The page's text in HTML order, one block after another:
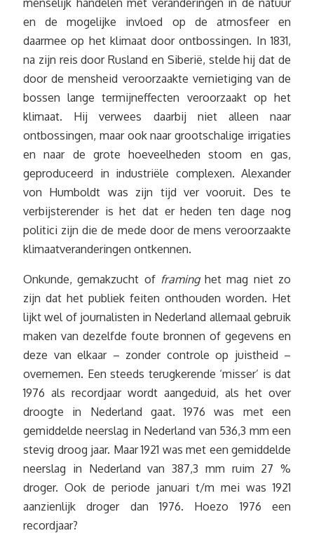
en de mogelijke invloed op de atmosfeer en
daarmee op het klimaat door ontbossingen. In 1831,
na zijn reis door Rusland en Siberië, stelde hij dat de
door de mensheid veroorzaakte vernietiging van de
bossen lange termijneffecten veroorzaakt op het
klimaat. Hij verwees daarbij niet alleen naar
ontbossingen, maar ook naar grootschalige irrigaties
en naar de grote hoeveelheden stoom en gas,
geproduceerd in industriële complexen. Alexander
von Humboldt was zijn tijd ver vooruit. Des te
verbijsterender is het dat er heden ten dage nog
politici zijn die de mede door de mens veroorzaakte
klimaatveranderingen ontkennen.
Onkunde, gemakzucht of framinghet mag niet zo
zijn dat het publiek feiten onthouden worden. Het
lijkt wel of journalisten in Nederland allemaal gebruik
maken van dezelfde foute bronnen of gegevens en
deze van elkaar – zonder controle op juistheid –
overnemen. Een steeds terugkerende ‘misser’ is dat
1976 als recordjaar wordt aangeduid, als het over
droogte in Nederland gaat. 1976 was met een
gemiddelde neerslag in Nederland van 536,3 mm een
stevig droog jaar. Maar 1921 was met een gemiddelde
neerslag in Nederland van 387,3 mm ruim 27 %
droger. Ook de periode januari t/m mei was 1921
aanzienlijk droger dan 1976. Hoezo 1976 een
recordjaar?